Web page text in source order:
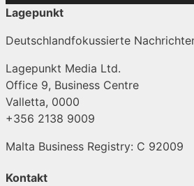
Lagepunkt
Deutschlandfokussierte
Lagepunkt Media Ltd.
Office 9, Business Centre
Valletta, 0000
+356 2138 9009
Malta Business Registry: C 92009
Kontakt